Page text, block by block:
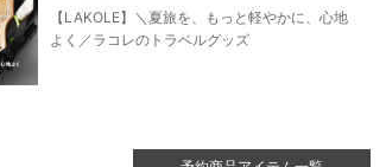
【LAKOLE】＼夏旅を、もっと軽やかに、心地
よく／ラコレのトラベルグッズ